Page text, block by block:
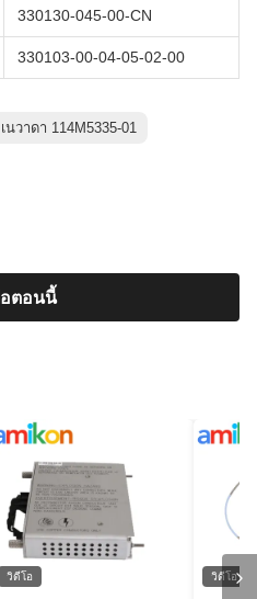
330130-045-00-CN
330103-00-04-05-02-00
นวาดา 114M5335-01
ตอนนี้
วิดีโอ วิดีโอ